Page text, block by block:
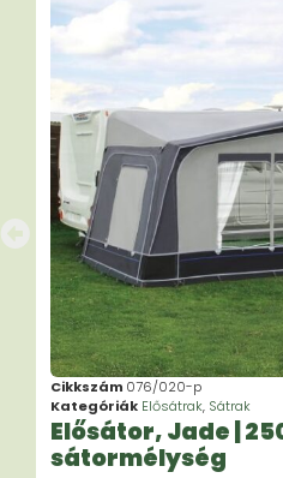
Cikkszám 076/020-p
Kategóriák Elősátrak, Sátrak
Elősátor, Jade |
sátormélység